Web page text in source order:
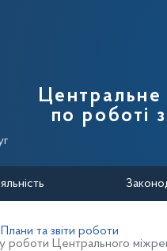
Державної
Центральне
по роботі
Плани та звіти роботи
роботи Центрального